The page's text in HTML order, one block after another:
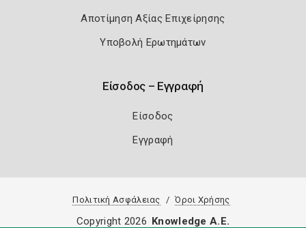
Αποτίμηση Αξίας Επιχείρησης
Υποβολή Ερωτημάτων
Είσοδος – Εγγραφή
Είσοδος
Εγγραφή
Πολιτική Ασφάλειας Όροι Χρήσης
Copyright 2026 Knowledge A.E.